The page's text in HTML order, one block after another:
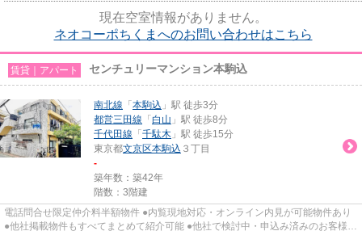
現在空室情報がありません。
ネオコーポちくまへのお問い合わせはこちら
賃貸｜アパート センチュリーマンション本駒込
南北線 「 本駒込 」駅 徒歩3分
都営三田線 「 白山 」駅 徒歩8分
千代田線 「 千駄木 」駅 徒歩15分
東京都文京区本駒込 ３丁目
-
築年数：築42年
階数：3階建
電話問合せ限定仲介料半額物件 ●内覧現地対応・オンライン内見が可能物件あり
●他社掲載物件もすべてまとめて紹介可能 ●他社で検討中・申込み済みのお客様、